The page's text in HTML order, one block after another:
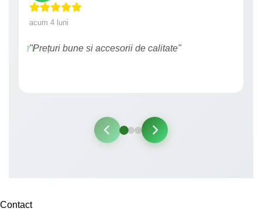
acum 4 luni
"Prețuri bune si accesorii de calitate"
Contact